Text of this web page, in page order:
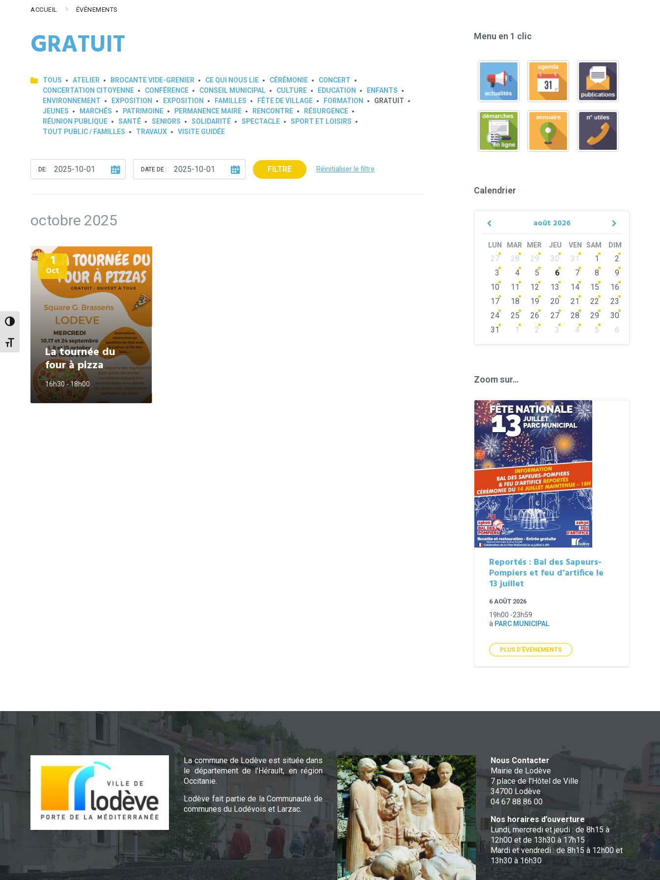
Passer en contraste élevé
Changer la taille de la police
ACCUEIL ÉVÉNEMENTS
GRATUIT
TOUS ATELIER BROCANTE VIDE-GRENIER CE QUI NOUS LIE CÉRÉMONIE
CONCERT
CONCERTATION CITOYENNE
CONFÉRENCE CONSEIL MUNICIPAL CULTURE EDUCATION
ENFANTS
ENVIRONNEMENT
EXPOSITION EXPOSITION FAMILLES FÊTE DE VILLAGE FORMATION
GRATUIT
JEUNES
MARCHÉS PATRIMOINE PERMANENCE MAIRE RENCONTRE
RÉSURGENCE
RÉUNION PUBLIQUE
SANTÉ SENIORS SOLIDARITÉ SPECTACLE
SPORT ET LOISIRS
TOUT PUBLIC / FAMILLES
TRAVAUX VISITE GUIDÉE
DE: DATE DE : FILTRE Réinitialiser le filtre
octobre 2025
1
Oct
La tournée du
four à pizza
16h30 - 18h00
Plus
d'informations
Menu en 1 clic
Calendrier
août 2026
Previous
Next
LUN MAR MER JEU VEN SAM DIM
Skip
calendar
days
27 28 29 30 31 1
2
3
4 5 6 7 8
9
10
11 12 13 14 15
16
17
18 19 20 21 22
23
24
25 26 27 28 29
30
31
1 2 3 4 5
6
Zoom sur…
Reportés : Bal des Sapeurs-
Pompiers et feu d’artifice le
13 juillet
6 AOÛT 2026
19h00 -23h59
à PARC MUNICIPAL
PLUS D'ÉVÉNEMENTS
La commune de Lodève est située dans
le département de l'Hérault, en région
Occitanie.
Lodève fait partie de la Communauté de
communes du Lodévois et Larzac.
Nous Contacter
Mairie de Lodève
7 place de l'Hôtel de Ville
34700 Lodève
04 67 88 86 00
Nos horaires d’ouverture
Lundi, mercredi et jeudi : de 8h15 à
12h00 et de 13h30 à 17h15
Mardi et vendredi : de 8h15 à 12h00 et
13h30 à 16h30